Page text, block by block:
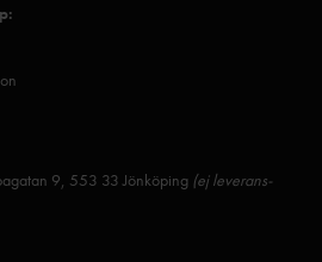
9, 553 33 Jönköping (ej leverans-